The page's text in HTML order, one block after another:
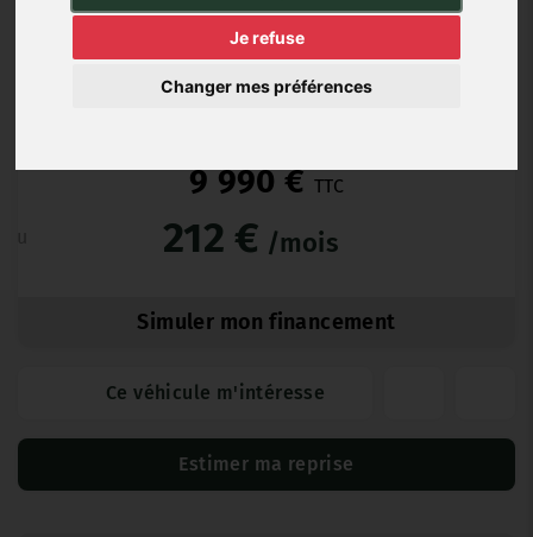
Je refuse
Changer mes préférences
DSI6G (6 mois)
9 990 €TTC
212 € /mois
Simuler mon financement
Ce véhicule m'intéresse
Estimer ma reprise